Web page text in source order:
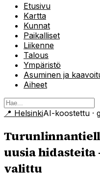
Etusivu
Kartta
Kunnat
Paikalliset
Liikenne
Talous
Ympäristö
Asuminen ja
Aiheet
📍 HelsinkiAI-koostettu ·
uusia
valittu